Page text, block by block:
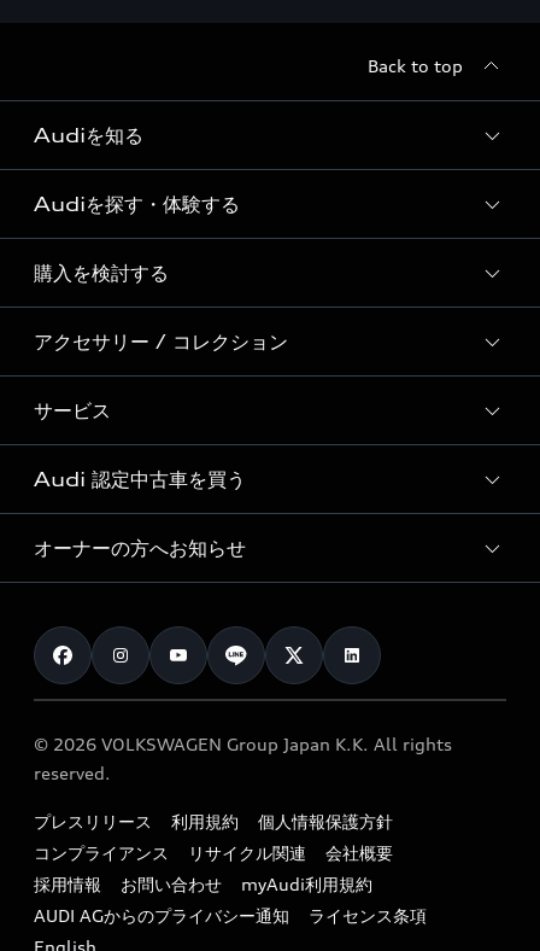
Back to top
Audiを知る
Audi ブランド
Story of Progress
Audi Sport
Formula 1®
デジタルサービス
Audiを探す・体験する
ディーラー検索
新車在庫検索
試乗車・展示車検索
見積り依頼
試乗予約
購入を検討する
モデル一覧
特別仕様モデル / 限定モデル
e-tronラインアップ
価格シミュレーション
車両比較
カタログ一覧
アクセサリー / コレクション
純正アクセサリー
オンラインショップ
Audi collection
アウディナビアプリ
サービス
サービス入庫予約
サービスプログラム
メンテナンス
車検 / 定期点検
e-tronアフターサポート
myAudi
Audi 認定中古車を買う
Audi認定中古車
クオリティ
保証
メンテナンス
ファイナンス
キャンペーン / イベント
買取査定
オーナーの方へお知らせ
お知らせ
オーナー様向けキャンペーン
特定整備適用車一覧
リサイクル法
よくある質問（FAQ）
© 2026 VOLKSWAGEN Group Japan K.K. All rights
reserved.
プレスリリース 利用規約
個人情報保護方針
コンプライアンス
リサイクル関連
会社概要
採用情報
お問い合わせ
myAudi利用規約
AUDI AGからのプライバシー通知
ライセンス条項
English